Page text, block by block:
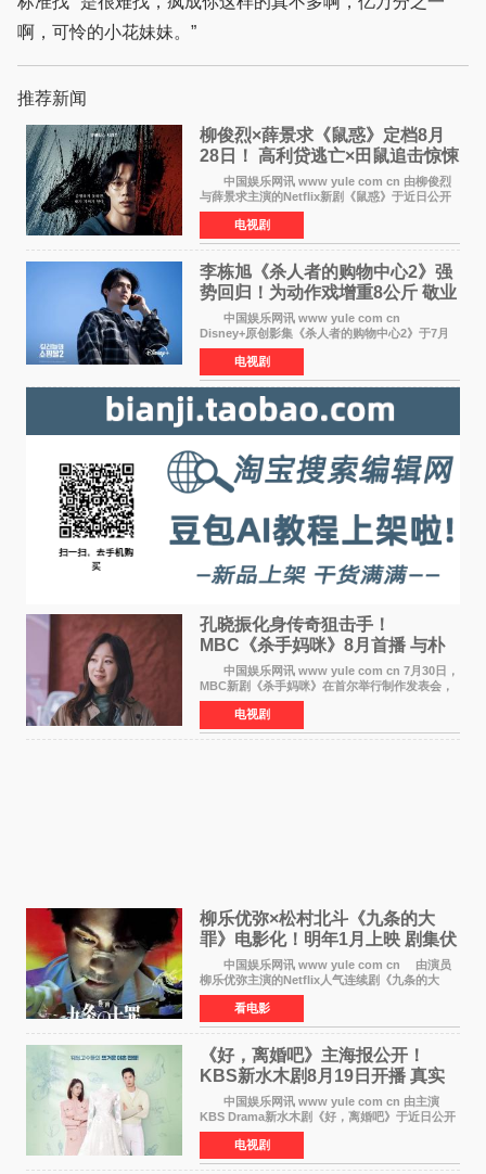
啊，可怜的小花妹妹。”
推荐新闻
柳俊烈×薛景求《鼠惑》定档8月
28日！ 高利贷逃亡×田鼠追击惊悚
来袭
中国娱乐网讯 www yule com cn 由柳俊烈
与薛景求主演的Netflix新剧《鼠惑》于近日公开
主海报，正式定档8月28日上线。 海报中，柳
俊烈与薛景求背对背站立，各自朝向相反方向，
幽暗的色调与
电视剧
李栋旭《杀人者的购物中心2》强
势回归！为动作戏增重8公斤 敬业
获赞
中国娱乐网讯 www yule com cn
Disney+原创影集《杀人者的购物中心2》于7月
22日正式上线，由男神李栋旭主演的郑进湾以2 0
完全体强势回归。该剧第一季曾被《纽约时报》
评选为全球最佳影集之一
电视剧
孔晓振化身传奇狙击手！
MBC《杀手妈咪》8月首播 与朴
恩斌展开收视对决
中国娱乐网讯 www yule com cn 7月30日，
MBC新剧《杀手妈咪》在首尔举行制作发表会，
主演孔晓振、郑准元、李相二、无真星、崔宇
成、李银泉等人一同出席，为新剧宣传造势。这
是孔晓振继《毛骨
电视剧
柳乐优弥×松村北斗《九条的大
罪》电影化！明年1月上映 剧集伏
笔将全面揭晓
中国娱乐网讯 www yule com cn 由演员
柳乐优弥主演的Netflix人气连续剧《九条的大
罪》正式宣布改编为电影，将于明年1月8日全国
上映。柳乐优弥与SixTONES松村北斗再度联
手，为观众带来这部
看电影
《好，离婚吧》主海报公开！
KBS新水木剧8月19日开播 真实
离婚体验记来袭
中国娱乐网讯 www yule com cn 由主演
KBS Drama新水木剧《好，离婚吧》于近日公开
主海报，正式进入开播倒计时。 海报中，男
女主角背对背站立，各自望向不同方向，中央的
空白与冷漠的表情
电视剧